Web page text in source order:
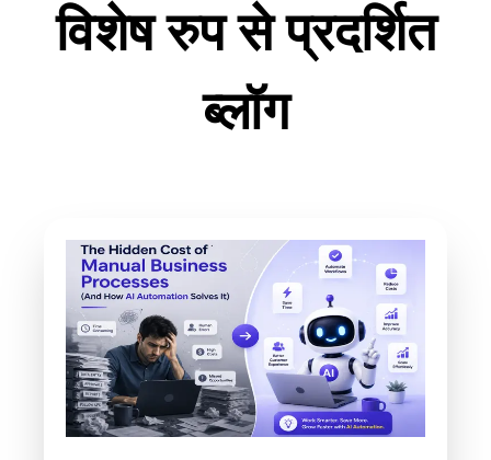
विशेष रुप से प्रदर्शित
ब्लॉग